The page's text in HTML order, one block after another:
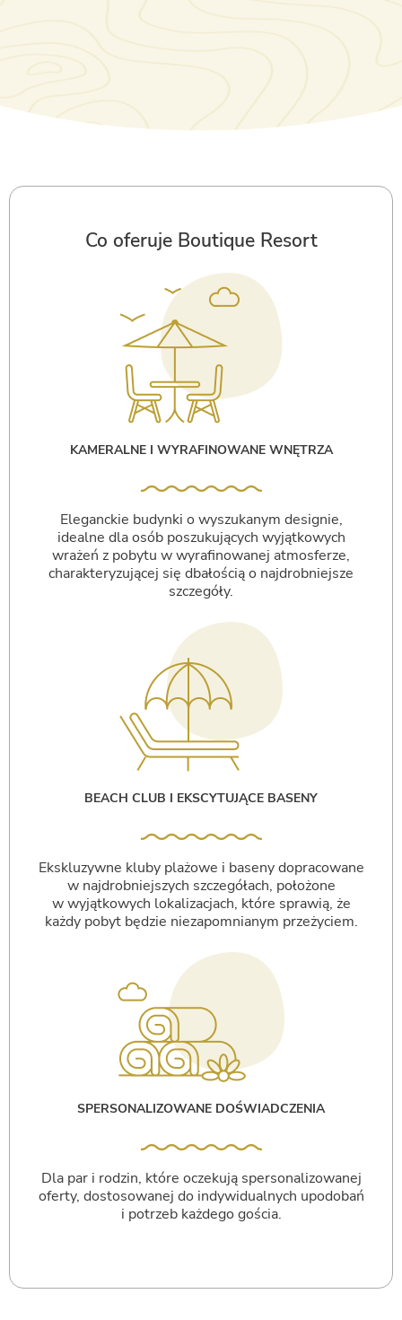
Co oferuje Boutique Resort
KAMERALNE I WYRAFINOWANE WNĘTRZA
Eleganckie budynki o wyszukanym designie,
idealne dla osób poszukujących wyjątkowych
wrażeń z pobytu w wyrafinowanej atmosferze,
charakteryzującej się dbałością o najdrobniejsze
szczegóły.
BEACH CLUB I EKSCYTUJĄCE BASENY
Ekskluzywne kluby plażowe i baseny dopracowane
w najdrobniejszych szczegółach, położone
w wyjątkowych lokalizacjach, które sprawią, że
każdy pobyt będzie niezapomnianym przeżyciem.
SPERSONALIZOWANE DOŚWIADCZENIA
Dla par i rodzin, które oczekują spersonalizowanej
oferty, dostosowanej do indywidualnych upodobań
i potrzeb każdego gościa.